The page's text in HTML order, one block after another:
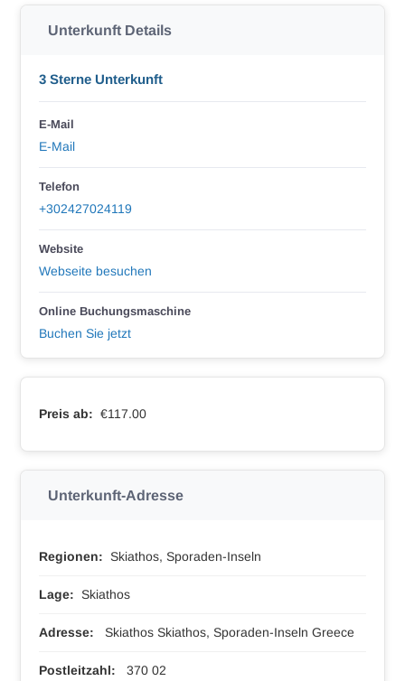
Unterkunft Details
3 Sterne Unterkunft
E-Mail
E-Mail
Telefon
+302427024119
Website
Webseite besuchen
Online Buchungsmaschine
Buchen Sie jetzt
Preis ab: €117.00
Unterkunft-Adresse
Regionen: Skiathos, Sporaden-Inseln
Lage: Skiathos
Adresse: Skiathos Skiathos, Sporaden-Inseln Greece
Postleitzahl:
370 02